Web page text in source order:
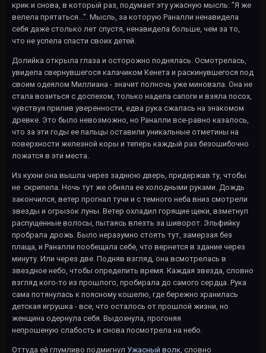
крик и снова, в который раз, подумает эту ужасную мысль: "Я же
велела прятаться...". Мысль, за которую Раналли ненавидела
себя даже столько лет спустя, ненавидела больше, чем за то,
что не успела спасти своих детей.
Долийка открыла глаза и осторожно поднялась. Осмотрелась,
увидела свернувшегося калачиком Кенета и раскинувшегося под
своим одеялом Миллиана - значит полночь уже миновала. Она не
стала возиться с доспехом, только надела сапоги и взяла посох,
чувствуя прилив уверенности, едва рука сжалась на знакомом
древке. Это было невозможно, но Раналли все-равно казалось,
что за эти годы ее пальцы оставили уникальные отметины на
поверхности железной коры и теперь каждый раз безошибочно
ложатся в эти места.
Из кухни она вышла через заднюю дверь, придержав ту, чтобы
не скрипела. Ночь тут же обняла ее холодными руками. Дождь
закончился, ветер прогнал тучи и с темного неба вниз смотрели
звезды и огрызок луны. Ветер охладил горящие щеки, взметнул
распущенные волосы, пытаясь влезть за шиворот. Эльфийку
пробрала дрожь. Было неразумно стоять тут, замерзая без
плаща, и Раналли пообещала себе, что вернется в здание через
минуту. Или через две. Подняв взгляд, она всмотрелась в
звездное небо, чтобы определить время. Каждая звезда, словно
взгляд кого-то из прошлого, пробирала до самого сердца. Рука
сама потянулась к поясному кошелю, где бережно хранилась
детская игрушка - все, что осталось от прошлой жизни, но
женщина одернула себя. Выдохнула, прогоняя
непрошеную слабость и снова посмотрела на небо.
Оттуда ей глумливо подмигнул Ужасный волк, словно